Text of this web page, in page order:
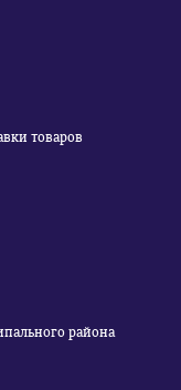
товаров
района